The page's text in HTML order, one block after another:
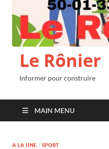
Le Rônier
Informer pour construire
MAIN MENU
A LA UNE / SPORT